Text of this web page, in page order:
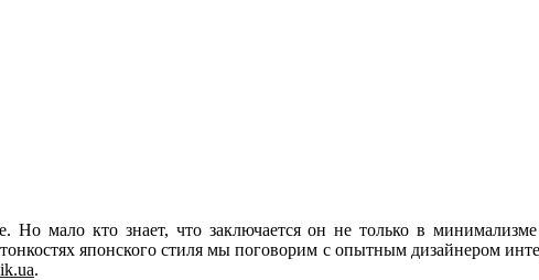
Но мало кто знает, что заключается он не только в
японского стиля мы поговорим с опытным дизайнером
.